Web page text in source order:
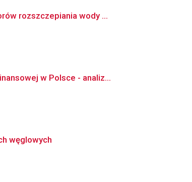
rozszczepiania wody ...
w Polsce - analiz...
węglowych